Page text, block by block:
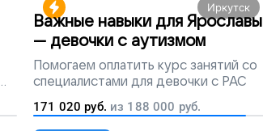
Иркутск
Важные навыки для Ярославы
— девочки с аутизмом
Помогаем оплатить курс занятий со
специалистами для девочки с РАС
171 020 руб. из 188 000 руб.